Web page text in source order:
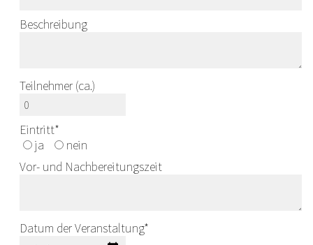
Beschreibung
Teilnehmer (ca.)
Eintritt*
ja
nein
Vor- und Nachbereitungszeit
Datum der Veranstaltung*